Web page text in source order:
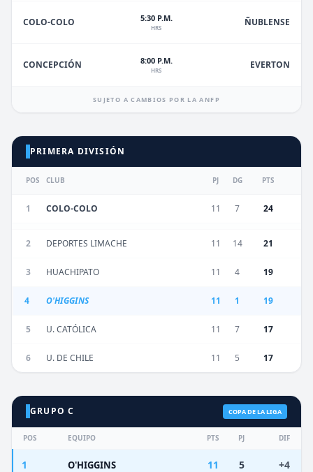
COLO-COLO 5:30 P.M.
HRS ÑUBLENSE
CONCEPCIÓN 8:00 P.M.
HRS EVERTON
SUJETO A CAMBIOS POR LA ANFP
PRIMERA DIVISIÓN
POS CLUB PJ DG PTS
1 COLO-COLO 11 7 24
2 DEPORTES LIMACHE 11 14 21
3 HUACHIPATO 11 4 19
4 O'HIGGINS 11 1 19
5 U. CATÓLICA 11 7 17
6 U. DE CHILE 11 5 17
GRUPO C COPA DE LA LIGA
POS EQUIPO PTS PJ DIF
1 O'HIGGINS 11 5 +4